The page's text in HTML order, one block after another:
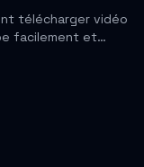
télécharger vidéo
facilement et…